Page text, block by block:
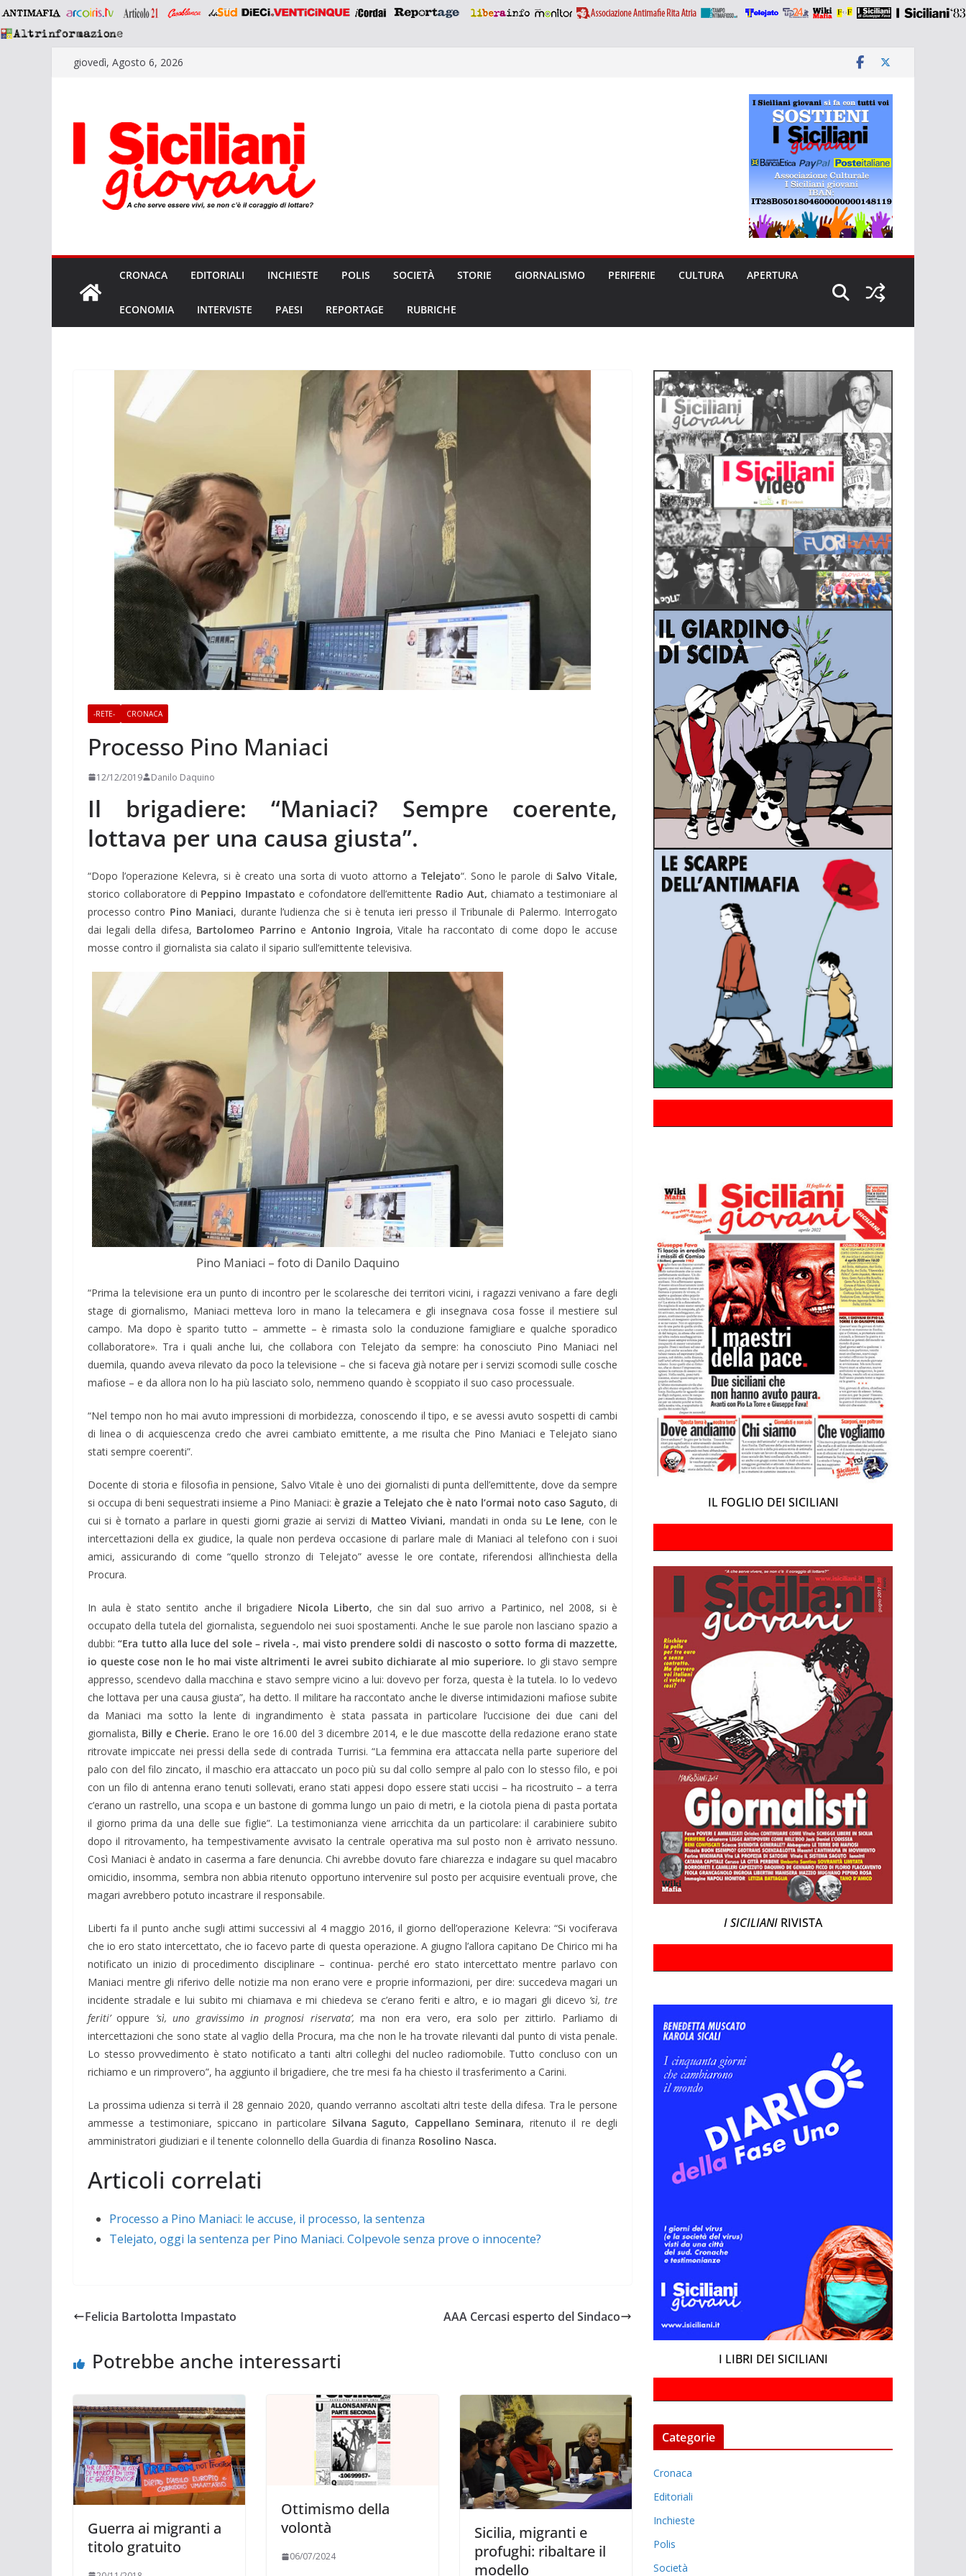
Saltagiovedì, Agosto 6, 2026
CRONACA EDITORIALI INCHIESTE POLIS SOCIETÀ STORIE GIORNALISMO PERIFERIE CULTURA APERTURA
ECONOMIA INTERVISTE PAESI REPORTAGE RUBRICHE
-RETE- CRONACA
Processo Pino Maniaci
12/12/2019 Danilo Daquino
Il brigadiere: “Maniaci? Sempre coerente,
lottava per una causa giusta”.
“Dopo l’operazione Kelevra, si è creato una sorta di vuoto attorno a Telejato“. Sono le parole diSalvo Vitale,
storico collaboratore di Peppino Impastato e cofondatore dell’emittente Radio Aut, chiamato a testimoniare al
processo contro Pino Maniaci, durante l’udienza che si è tenuta ieri presso il Tribunale di Palermo. Interrogato
dai legali della difesa, Bartolomeo Parrino e Antonio Ingroia, Vitale ha raccontato di come dopo le accuse
mosse contro il giornalista sia calato il sipario sull’emittente televisiva.
Pino Maniaci – foto di Danilo Daquino
“Prima la televisione era un punto di incontro per le scolaresche dei territori vicini, i ragazzi venivano a fare degli
stage di giornalismo, Maniaci metteva loro in mano la telecamera e gli insegnava cosa fosse il mestiere sul
campo. Ma dopo è sparito tutto – ammette – è rimasta solo la conduzione famigliare e qualche sporadico
collaboratore». Tra i quali anche lui, che collabora con Telejato da sempre: ha conosciuto Pino Maniaci nel
duemila, quando aveva rilevato da poco la televisione – che si faceva già notare per i servizi scomodi sulle cosche
mafiose – e da allora non lo ha più lasciato solo, nemmeno quando è scoppiato il suo caso processuale.
“Nel tempo non ho mai avuto impressioni di morbidezza, conoscendo il tipo, e se avessi avuto sospetti di cambi
di linea o di acquiescenza credo che avrei cambiato emittente, a me risulta che Pino Maniaci e Telejato siano
stati sempre coerenti”.
Docente di storia e filosofia in pensione, Salvo Vitale è uno dei giornalisti di punta dell’emittente, dove da sempre
si occupa di beni sequestrati insieme a Pino Maniaci: è grazie a Telejato che è nato l’ormai noto caso Saguto, di
cui si è tornato a parlare in questi giorni grazie ai servizi di Matteo Viviani, mandati in onda su Le Iene, con le
intercettazioni della ex giudice, la quale non perdeva occasione di parlare male di Maniaci al telefono con i suoi
amici, assicurando di come “quello stronzo di Telejato” avesse le ore contate, riferendosi all’inchiesta della
Procura.
In aula è stato sentito anche il brigadiere Nicola Liberto, che sin dal suo arrivo a Partinico, nel 2008, si è
occupato della tutela del giornalista, seguendolo nei suoi spostamenti. Anche le sue parole non lasciano spazio a
dubbi:“Era tutto alla luce del sole – rivela -, mai visto prendere soldi di nascosto o sotto forma di mazzette,
io queste cose non le ho mai viste altrimenti le avrei subito dichiarate al mio superiore. Io gli stavo sempre
appresso, scendevo dalla macchina e stavo sempre vicino a lui: dovevo per forza, questa è la tutela. Io lo vedevo
che lottava per una causa giusta”, ha detto. Il militare ha raccontato anche le diverse intimidazioni mafiose subite
da Maniaci ma sotto la lente di ingrandimento è stata passata in particolare l’uccisione dei due cani del
giornalista, Billy e Cherie. Erano le ore 16.00 del 3 dicembre 2014, e le due mascotte della redazione erano state
ritrovate impiccate nei pressi della sede di contrada Turrisi. “La femmina era attaccata nella parte superiore del
palo con del filo zincato, il maschio era attaccato un poco più su dal collo sempre al palo con lo stesso filo, e poi
con un filo di antenna erano tenuti sollevati, erano stati appesi dopo essere stati uccisi – ha ricostruito – a terra
c’erano un rastrello, una scopa e un bastone di gomma lungo un paio di metri, e la ciotola piena di pasta portata
il giorno prima da una delle sue figlie”. La testimonianza viene arricchita da un particolare: il carabiniere subito
dopo il ritrovamento, ha tempestivamente avvisato la centrale operativa ma sul posto non è arrivato nessuno.
Così Maniaci è andato in caserma a fare denuncia. Chi avrebbe dovuto fare chiarezza e indagare su quel macabro
omicidio, insomma, sembra non abbia ritenuto opportuno intervenire sul posto per acquisire eventuali prove, che
magari avrebbero potuto incastrare il responsabile.
Liberti fa il punto anche sugli attimi successivi al 4 maggio 2016, il giorno dell’operazione Kelevra: “Si vociferava
che io ero stato intercettato, che io facevo parte di questa operazione. A giugno l’allora capitano De Chirico mi ha
notificato un inizio di procedimento disciplinare – continua- perché ero stato intercettato mentre parlavo con
Maniaci mentre gli riferivo delle notizie ma non erano vere e proprie informazioni, per dire: succedeva magari un
incidente stradale e lui subito mi chiamava e mi chiedeva se c’erano feriti e altro, e io magari gli dicevo ‘sì, tre
feriti’oppure ‘sì, uno gravissimo in prognosi riservata’, ma non era vero, era solo per zittirlo. Parliamo di
intercettazioni che sono state al vaglio della Procura, ma che non le ha trovate rilevanti dal punto di vista penale.
Lo stesso provvedimento è stato notificato a tanti altri colleghi del nucleo radiomobile. Tutto concluso con un
richiamo e un rimprovero”, ha aggiunto il brigadiere, che tre mesi fa ha chiesto il trasferimento a Carini.
La prossima udienza si terrà il 28 gennaio 2020, quando verranno ascoltati altri teste della difesa. Tra le persone
ammesse a testimoniare, spiccano in particolare Silvana Saguto, Cappellano Seminara, ritenuto il re degli
amministratori giudiziari e il tenente colonnello della Guardia di finanza Rosolino Nasca.
Articoli correlati
Processo a Pino Maniaci: le accuse, il processo, la sentenza
Telejato, oggi la sentenza per Pino Maniaci. Colpevole senza prove o innocente?
Felicia Bartolotta Impastato AAA Cercasi esperto del Sindaco
Potrebbe anche interessarti
Guerra ai migranti a
titolo gratuito
Ottimismo della
volontà
06/07/2024
Sicilia, migranti e
profughi: ribaltare il
modello
IL FOGLIO DEI SICILIANI
I SICILIANI RIVISTA
I LIBRI DEI SICILIANI
Categorie
Cronaca
Editoriali
Inchieste
Polis
Società